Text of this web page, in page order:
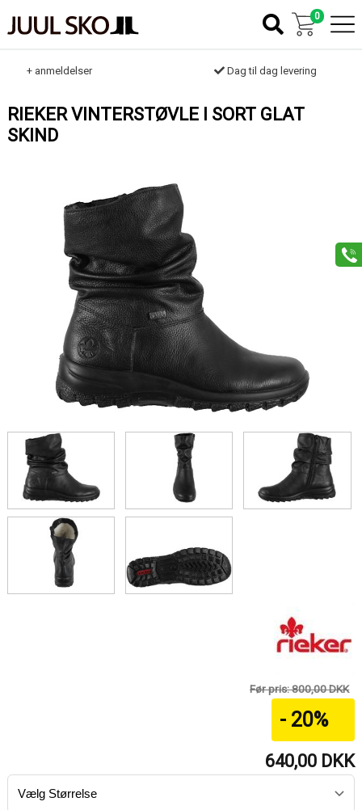
RIEKER VINTERSTØVLE I SORT GLAT
SKIND
Før pris: 800,00 DKK
- 20%
640,00 DKK
0
+ anmeldelser Dag til dag levering